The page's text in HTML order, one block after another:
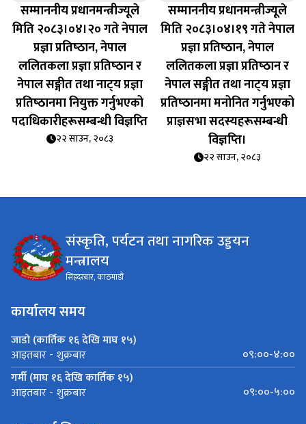
सम्माननीय प्रधानमन्त्रीज्यूले
मिति २०८३।०४।२० गते नेपाल
प्रज्ञा प्रतिष्‍ठान, नेपाल
ललितकला प्रज्ञा प्रतिष्‍ठान र
नेपाल सङ्गीत तथा नाट्‍य प्रज्ञा
प्रतिष्‍ठानमा नियुक्त गर्नुभएको
पदाधिकारीहरूसम्बन्धी विज्ञप्‍ति
२२ साउन, २०८३
सम्माननीय प्रधानमन्त्रीज्यूले
मिति २०८३।०४।१९ गते नेपाल
प्रज्ञा प्रतिष्‍ठान, नेपाल
ललितकला प्रज्ञा प्रतिष्‍ठान र
नेपाल सङ्गीत तथा नाट्‍य प्रज्ञा
प्रतिष्‍ठानमा मनोनित गर्नुभएको
प्राज्ञसभा सदस्यहरूसम्बन्धी
विज्ञप्‍ति।
२२ साउन, २०८३
संस्कृति, पर्यटन तथा नागरिक उड्डयन
मन्त्रालय
सिंहदरबार, काठमाडौं
कार्यालय समय
जाडो (कार्तिक १६ देखि माघ १५)
आइतबार - शुक्रबार
०९:००-४:००
गर्मी (माघ १६ देखि कार्तिक १५)
आइतबार - शुक्रबार ०९:००-५:००